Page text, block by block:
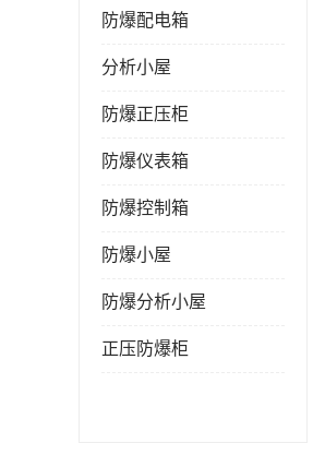
防爆配电箱
分析小屋
防爆正压柜
防爆仪表箱
防爆控制箱
防爆小屋
防爆分析小屋
正压防爆柜